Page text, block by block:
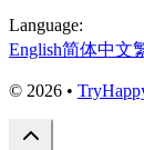
Language:
English简体中文
© 2026 •